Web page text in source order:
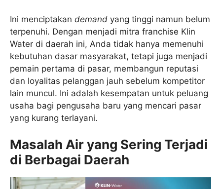
Ini menciptakan demand yang tinggi namun belum
terpenuhi. Dengan menjadi mitra franchise Klin
Water di daerah ini, Anda tidak hanya memenuhi
kebutuhan dasar masyarakat, tetapi juga menjadi
pemain pertama di pasar, membangun reputasi
dan loyalitas pelanggan jauh sebelum kompetitor
lain muncul. Ini adalah kesempatan untuk peluang
usaha bagi pengusaha baru yang mencari pasar
yang kurang terlayani.
Masalah Air yang Sering Terjadi
di Berbagai Daerah